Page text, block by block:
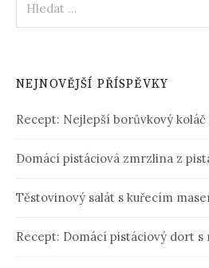
NEJNOVĚJŠÍ PŘÍSPĚVKY
Recept: Nejlepší borůvkový
Domácí pistáciová zmrzlina z
Těstovinový salát s kuřecím
Recept: Domácí pistáciový dort s